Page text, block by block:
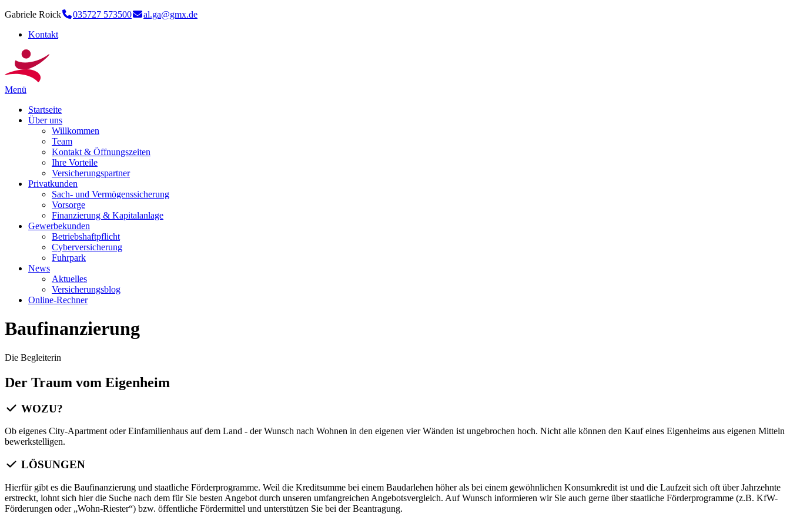
Gabriele Roick 035727 573500
al.ga@gmx.de
Kontakt
Menü
Startseite
Über uns
Willkommen
Team
Kontakt & Öffnungszeiten
Ihre Vorteile
Versicherungspartner
Privatkunden
Sach- und Vermögenssicherung
Vorsorge
Finanzierung & Kapitalanlage
Gewerbekunden
Betriebshaftpflicht
Cyberversicherung
Fuhrpark
News
Aktuelles
Versicherungsblog
Online-Rechner
Baufinanzierung
Die Begleiterin
Der Traum vom Eigenheim
WOZU?
Ob eigenes City-Apartment oder Einfamilienhaus auf dem Land - der Wunsch nach Wohnen in den eigenen vier Wänden ist ungebrochen hoch. Nicht alle können den Kauf eines Eigenheims aus eigenen Mitteln
bewerkstelligen.
LÖSUNGEN
Hierfür gibt es die Baufinanzierung und staatliche Förderprogramme. Weil die Kreditsumme bei einem Baudarlehen höher als bei einem gewöhnlichen Konsumkredit ist und die Laufzeit sich oft über Jahrzehnte
erstreckt, lohnt sich hier die Suche nach dem für Sie besten Angebot durch unseren umfangreichen Angebotsvergleich. Auf Wunsch informieren wir Sie auch gerne über staatliche Förderprogramme (z.B. KfW-
Förderungen oder „Wohn-Riester“) bzw. öffentliche Fördermittel und unterstützen Sie bei der Beantragung.